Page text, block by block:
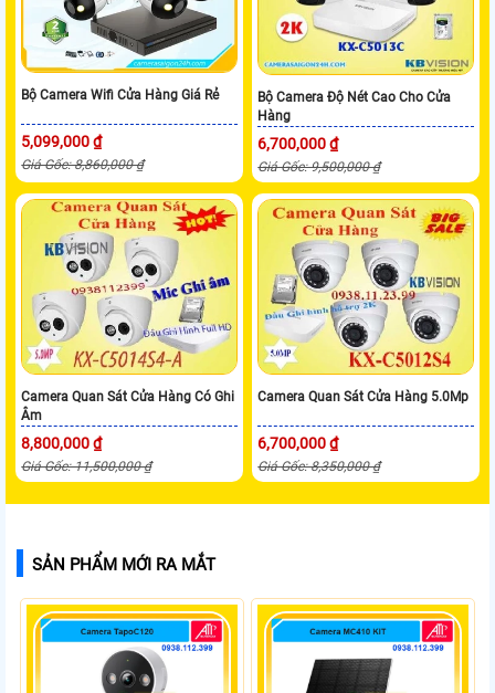
Bộ Camera Wifi Cửa Hàng Giá Rẻ
5,099,000 ₫
Giá Gốc: 8,860,000 ₫
Bộ Camera Độ Nét Cao Cho Cửa
Hàng
6,700,000 ₫
Giá Gốc: 9,500,000 ₫
Camera Quan Sát Cửa Hàng Có Ghi
Âm
8,800,000 ₫
Giá Gốc: 11,500,000 ₫
Camera Quan Sát Cửa Hàng 5.0Mp
6,700,000 ₫
Giá Gốc: 8,350,000 ₫
SẢN PHẨM MỚI RA MẮT